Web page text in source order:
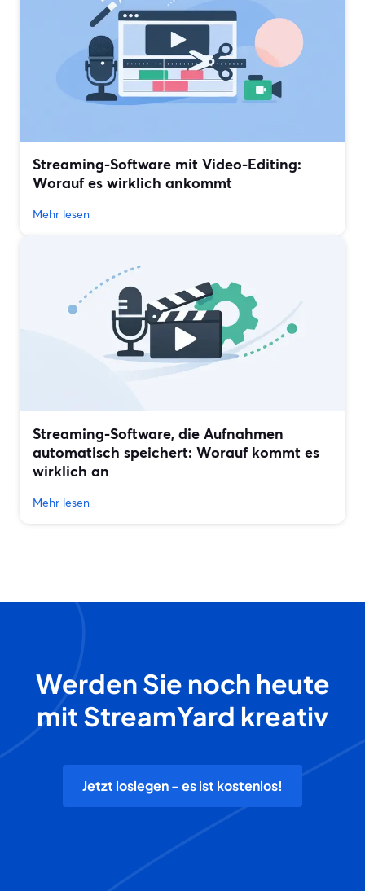
Streaming-Software mit Video-Editing:
Worauf es wirklich ankommt
Mehr lesen
Streaming-Software, die Aufnahmen
automatisch speichert: Worauf kommt es
wirklich an
Mehr lesen
Werden Sie noch heute
mit StreamYard kreativ
Jetzt loslegen - es ist kostenlos!